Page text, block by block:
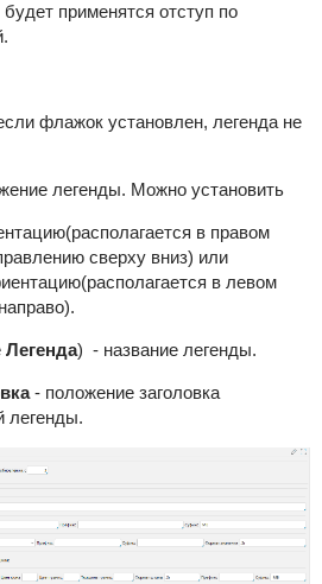
применятся отступ по
флажок установлен, легенда не
легенды. Можно установить
в правом
сверху вниз) или
в левом
Легенда) - название легенды.
- положение заголовка
легенды.